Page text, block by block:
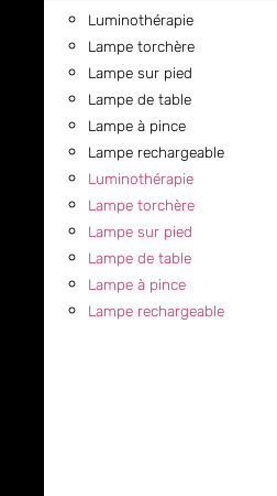
Luminothérapie
Lampe torchère
Lampe sur pied
Lampe de table
Lampe à pince
Lampe rechargeable
Luminothérapie
Lampe torchère
Lampe sur pied
Lampe de table
Lampe à pince
Lampe rechargeable